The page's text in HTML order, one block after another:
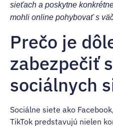
sieťach a poskytne
mohli online pohybovať s
Prečo je
zabezpečiť
sociálnych
Sociálne siete ako
TikTok predstavujú nielen